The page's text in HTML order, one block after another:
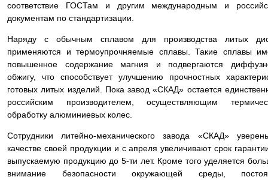
соответствие ГОСТам и другим международным и
документам по стандартизации.
Наряду с обычным сплавом для производства литых
применяются и термоупрочняемые сплавы. Такие сплавы
повышенное содержание магния и подвергаются
обжигу, что способствует улучшению прочностных
готовых литых изделий. Пока завод «СКАД» остается
российским производителем, осуществляющим
обработку алюминиевых колес.
Сотрудники литейно-механического завода «СКАД»
качестве своей продукции и с апреля увеличивают срок
выпускаемую продукцию до 5-ти лет. Кроме того уделяется
внимание безопасности окружающей среды,